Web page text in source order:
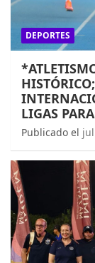
DEPORTES
LIGAS
Publicado el